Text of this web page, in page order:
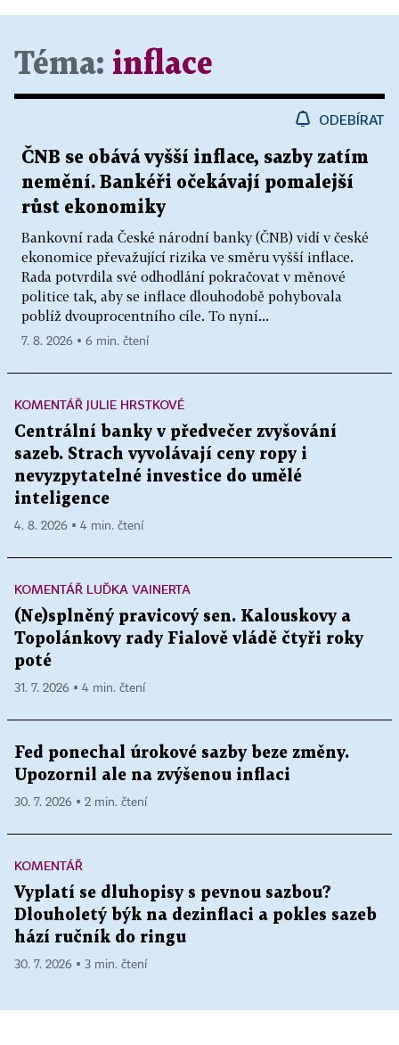
Téma: inflace
ODEBÍRAT
ČNB se obává vyšší inflace, sazby zatím
nemění. Bankéři očekávají pomalejší
růst ekonomiky
Bankovní rada České národní banky (ČNB) vidí v české
ekonomice převažující rizika ve směru vyšší inflace.
Rada potvrdila své odhodlání pokračovat v měnové
politice tak, aby se inflace dlouhodobě pohybovala
poblíž dvouprocentního cíle. To nyní...
7. 8. 2026 ▪ 6 min. čtení
KOMENTÁŘ JULIE HRSTKOVÉ
Centrální banky v předvečer zvyšování
sazeb. Strach vyvolávají ceny ropy i
nevyzpytatelné investice do umělé
inteligence
4. 8. 2026 ▪ 4 min. čtení
KOMENTÁŘ LUĎKA VAINERTA
(Ne)splněný pravicový sen. Kalouskovy a
Topolánkovy rady Fialově vládě čtyři roky
poté
31. 7. 2026 ▪ 4 min. čtení
Fed ponechal úrokové sazby beze změny.
Upozornil ale na zvýšenou inflaci
30. 7. 2026 ▪ 2 min. čtení
KOMENTÁŘ
Vyplatí se dluhopisy s pevnou sazbou?
Dlouholetý býk na dezinflaci a pokles sazeb
hází ručník do ringu
30. 7. 2026 ▪ 3 min. čtení